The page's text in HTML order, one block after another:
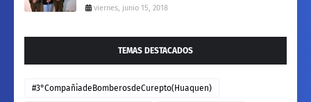
viernes, junio 15, 2018
TEMAS DESTACADOS
#3°CompañiadeBomberosdeCurepto(Huaquen)